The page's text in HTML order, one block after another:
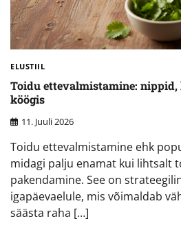
ELUSTIIL
Toidu ettevalmistamine: nippid,
köögis
11. Juuli 2026
Toidu ettevalmistamine ehk
midagi palju enamat kui lihtsalt
pakendamine. See on
igapäevaelule, mis võimaldab
säästa raha […]